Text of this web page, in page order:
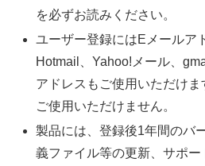
を必ずお読みください。
ユーザー登録にはEメールア
Hotmail、Yahoo!メール、
アドレスもご使用いただけ
ご使用いただけません。
製品には、登録後1年間のバ
義ファイル等の更新、サポー